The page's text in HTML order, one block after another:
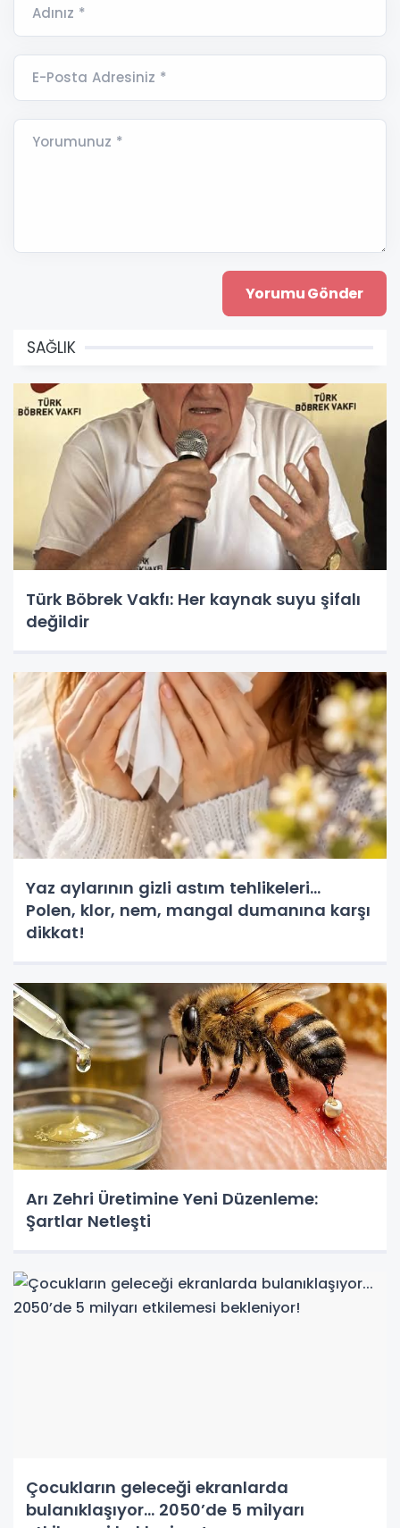
Adınız *
E-Posta Adresiniz *
Yorumunuz *
SAĞLIK
Türk Böbrek Vakfı: Her kaynak suyu şifalı
değildir
Yaz aylarının gizli astım tehlikeleri...
Polen, klor, nem, mangal dumanına karşı
dikkat!
Arı Zehri Üretimine Yeni Düzenleme:
Şartlar Netleşti
Çocukların geleceği ekranlarda
bulanıklaşıyor... 2050’de 5 milyarı